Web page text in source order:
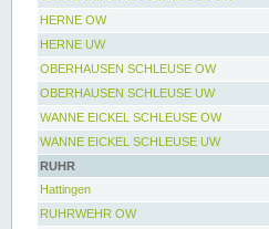
HERNE OW
HERNE UW
OBERHAUSEN SCHLEUSE OW
OBERHAUSEN SCHLEUSE UW
WANNE EICKEL SCHLEUSE OW
WANNE EICKEL SCHLEUSE UW
RUHR
Hattingen
RUHRWEHR OW